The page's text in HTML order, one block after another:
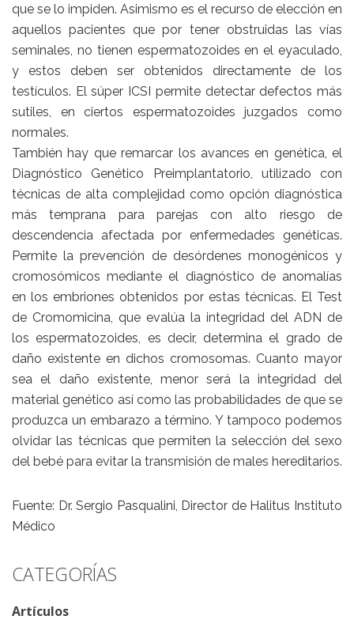
que se lo impiden. Asimismo es el recurso de elección en
aquellos pacientes que por tener obstruidas las vías
seminales, no tienen espermatozoides en el eyaculado,
y estos deben ser obtenidos directamente de los
testículos. El súper ICSI permite detectar defectos más
sutiles, en ciertos espermatozoides juzgados como
normales.
También hay que remarcar los avances en genética, el
Diagnóstico Genético Preimplantatorio, utilizado con
técnicas de alta complejidad como opción diagnóstica
más temprana para parejas con alto riesgo de
descendencia afectada por enfermedades genéticas.
Permite la prevención de desórdenes monogénicos y
cromosómicos mediante el diagnóstico de anomalías
en los embriones obtenidos por estas técnicas. El Test
de Cromomicina, que evalúa la integridad del ADN de
los espermatozoides, es decir, determina el grado de
daño existente en dichos cromosomas. Cuanto mayor
sea el daño existente, menor será la integridad del
material genético así como las probabilidades de que se
produzca un embarazo a término. Y tampoco podemos
olvidar las técnicas que permiten la selección del sexo
del bebé para evitar la transmisión de males hereditarios.
Fuente: Dr. Sergio Pasqualini, Director de Halitus Instituto
Médico
CATEGORÍAS
Artículos